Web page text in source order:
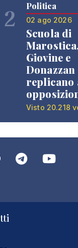
2 Politica
02 ago 2026
Scuola di
Giovine e
Donazzan
replicano
Visto 20.218